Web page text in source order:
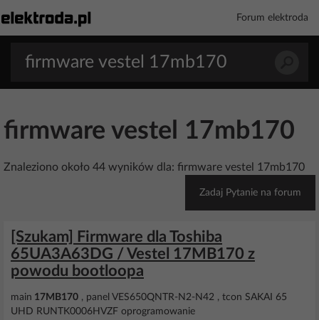
Forum elektroda
firmware vestel 17mb170
Znaleziono około 44 wyników dla: firmware vestel 17mb170
Zadaj Pytanie na forum
[Szukam] Firmware dla Toshiba
65UA3A63DG / Vestel 17MB170 z
powodu bootloopa
main 17MB170 , panel VES650QNTR-N2-N42 , tcon SAKAI 65
UHD RUNTK0006HVZF oprogramowanie